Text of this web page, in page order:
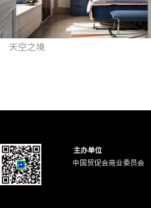
天空之境
主办单位
中国贸促会商业委员会